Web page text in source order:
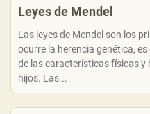
Leyes de Mendel
Las leyes de Mendel son los
ocurre la herencia genética,
de las características físicas y
hijos. Las...